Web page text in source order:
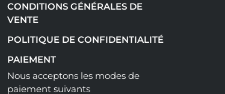
CONDITIONS GÉNÉRALES DE
VENTE
POLITIQUE DE CONFIDENTIALITÉ
PAIEMENT
Nous acceptons les modes de
paiement suivants